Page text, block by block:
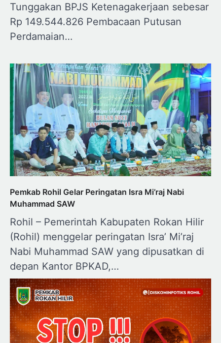
Tunggakan BPJS Ketenagakerjaan sebesar
Rp 149.544.826 Pembacaan Putusan
Perdamaian…
Pemkab Rohil Gelar Peringatan Isra Mi’raj Nabi
Muhammad SAW
Rohil – Pemerintah Kabupaten Rokan Hilir
(Rohil) menggelar peringatan Isra’ Mi’raj
Nabi Muhammad SAW yang dipusatkan di
depan Kantor BPKAD,…